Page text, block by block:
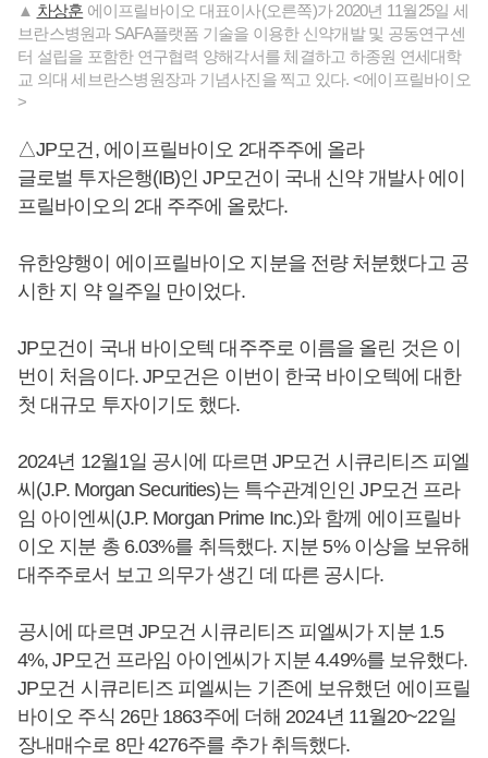
▲ 차상훈 에이프릴바이오 대표이사(오른쪽)가 2020년 11월25일 세
브란스병원과 SAFA플랫폼 기술을 이용한 신약개발 및 공동연구센
터 설립을 포함한 연구협력 양해각서를 체결하고 하종원 연세대학
교 의대 세브란스병원장과 기념사진을 찍고 있다. <에이프릴바이오
>
△JP모건, 에이프릴바이오 2대주주에 올라
글로벌 투자은행(IB)인 JP모건이 국내 신약 개발사 에이
프릴바이오의 2대 주주에 올랐다.
유한양행이 에이프릴바이오 지분을 전량 처분했다고 공
시한 지 약 일주일 만이었다.
JP모건이 국내 바이오텍 대주주로 이름을 올린 것은 이
번이 처음이다. JP모건은 이번이 한국 바이오텍에 대한
첫 대규모 투자이기도 했다.
2024년 12월1일 공시에 따르면 JP모건 시큐리티즈 피엘
씨(J.P. Morgan Securities)는 특수관계인인 JP모건 프라
임 아이엔씨(J.P. Morgan Prime Inc.)와 함께 에이프릴바
이오 지분 총 6.03%를 취득했다. 지분 5% 이상을 보유해
대주주로서 보고 의무가 생긴 데 따른 공시다.
공시에 따르면 JP모건 시큐리티즈 피엘씨가 지분 1.5
4%, JP모건 프라임 아이엔씨가 지분 4.49%를 보유했다.
JP모건 시큐리티즈 피엘씨는 기존에 보유했던 에이프릴
바이오 주식 26만 1863주에 더해 2024년 11월20~22일
장내매수로 8만 4276주를 추가 취득했다.